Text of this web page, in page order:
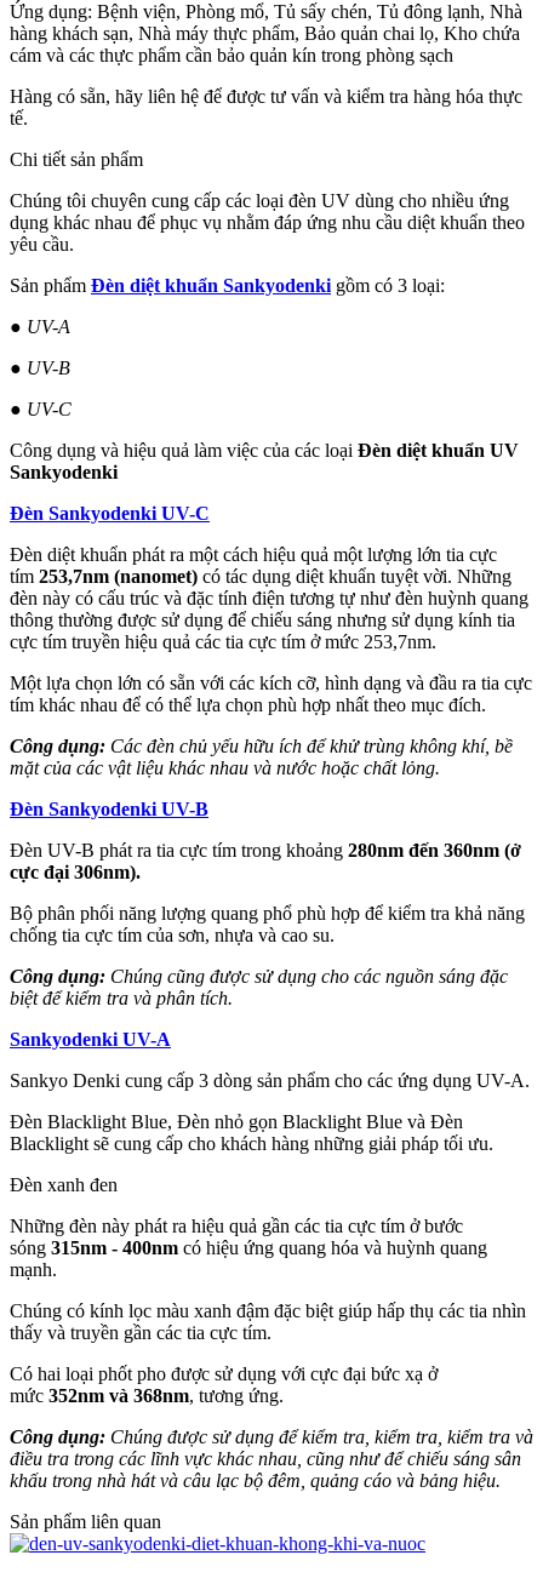
Ứng dụng: Bệnh viện, Phòng mổ, Tủ sấy chén, Tủ đông lạnh, Nhà
hàng khách sạn, Nhà máy thực phẩm, Bảo quản chai lọ, Kho chứa
cám và các thực phẩm cần bảo quản kín trong phòng sạch
Hàng có sẵn, hãy liên hệ để được tư vấn và kiểm tra hàng hóa thực
tế.
Chi tiết sản phẩm
Chúng tôi chuyên cung cấp các loại đèn UV dùng cho nhiều ứng
dụng khác nhau để phục vụ nhằm đáp ứng nhu cầu diệt khuẩn theo
yêu cầu.
Sản phẩm Đèn diệt khuẩn Sankyodenki gồm có 3 loại:
● UV-A
● UV-B
● UV-C
Công dụng và hiệu quả làm việc của các loại Đèn diệt khuẩn UV
Sankyodenki
Đèn Sankyodenki UV-C
Đèn diệt khuẩn phát ra một cách hiệu quả một lượng lớn tia cực
tím 253,7nm (nanomet) có tác dụng diệt khuẩn tuyệt vời. Những
đèn này có cấu trúc và đặc tính điện tương tự như đèn huỳnh quang
thông thường được sử dụng để chiếu sáng nhưng sử dụng kính tia
cực tím truyền hiệu quả các tia cực tím ở mức 253,7nm.
Một lựa chọn lớn có sẵn với các kích cỡ, hình dạng và đầu ra tia cực
tím khác nhau để có thể lựa chọn phù hợp nhất theo mục đích.
Công dụng: Các đèn chủ yếu hữu ích để khử trùng không khí, bề
mặt của các vật liệu khác nhau và nước hoặc chất lỏng.
Đèn Sankyodenki UV-B
Đèn UV-B phát ra tia cực tím trong khoảng 280nm đến 360nm (ở
cực đại 306nm).
Bộ phân phối năng lượng quang phổ phù hợp để kiểm tra khả năng
chống tia cực tím của sơn, nhựa và cao su.
Công dụng: Chúng cũng được sử dụng cho các nguồn sáng đặc
biệt để kiểm tra và phân tích.
Sankyodenki UV-A
Sankyo Denki cung cấp 3 dòng sản phẩm cho các ứng dụng UV-A.
Đèn Blacklight Blue, Đèn nhỏ gọn Blacklight Blue và Đèn
Blacklight sẽ cung cấp cho khách hàng những giải pháp tối ưu.
Đèn xanh đen
Những đèn này phát ra hiệu quả gần các tia cực tím ở bước
sóng 315nm - 400nm có hiệu ứng quang hóa và huỳnh quang
mạnh.
Chúng có kính lọc màu xanh đậm đặc biệt giúp hấp thụ các tia nhìn
thấy và truyền gần các tia cực tím.
Có hai loại phốt pho được sử dụng với cực đại bức xạ ở
mức 352nm và 368nm, tương ứng.
Công dụng: Chúng được sử dụng để kiểm tra, kiểm tra, kiểm tra và
điều tra trong các lĩnh vực khác nhau, cũng như để chiếu sáng sân
khấu trong nhà hát và câu lạc bộ đêm, quảng cáo và bảng hiệu.
Sản phẩm liên quan